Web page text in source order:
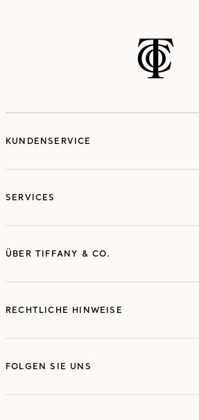
KUNDENSERVICE
SERVICES
ÜBER TIFFANY & CO.
RECHTLICHE HINWEISE
FOLGEN SIE UNS